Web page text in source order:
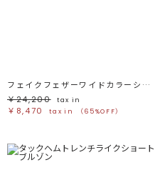
フェイクフェザーワイドカラーショートコート
￥24,200
tax in
￥8,470 tax in （65%OFF）